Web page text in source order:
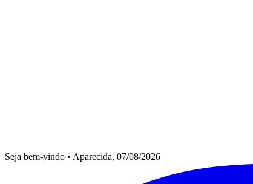
Seja bem-vindo • Aparecida, 07/08/2026